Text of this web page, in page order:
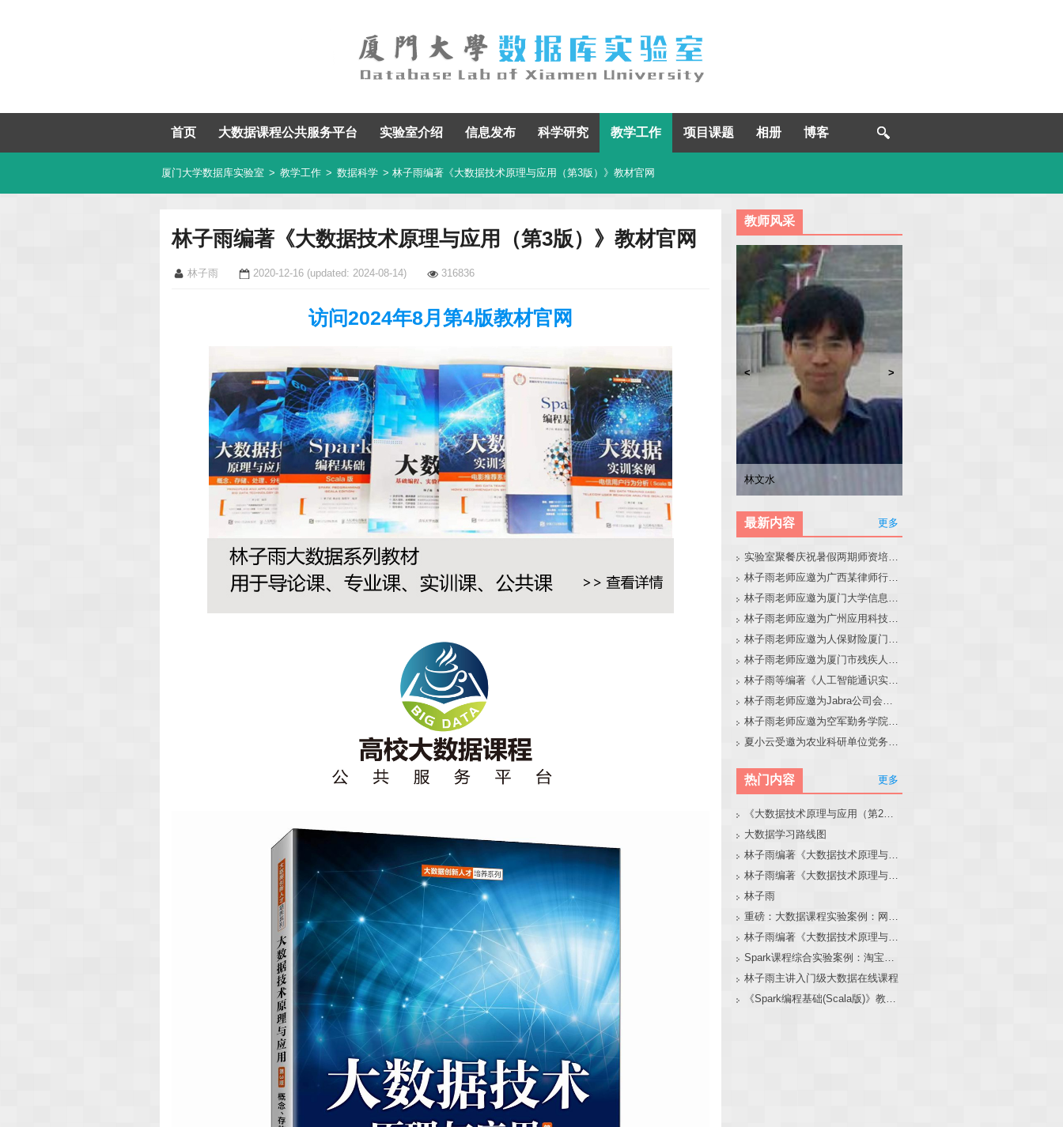
首页 大数据课程公共服务平台 实验室介绍 信息发布 科学研究 教学工作 项目课题 相册 博客
厦门大学数据库实验室 > 教学工作 > 数据科学 > 林子雨编著《大数据技术原理与应用（第3版）》教材官网
林子雨编著《大数据技术原理与应用（第3版）》教材官网
林子雨 2020-12-16 (updated: 2024-08-14) 316836
访问2024年8月第4版教材官网
教师风采
林子雨
张东站
林文水
冯少荣
< >
最新内容 更多
实验室聚餐庆祝暑假两期师资培训班圆满结束
林子雨老师应邀为广西某律师行业培训班做大模型和智能体讲座
林子雨老师应邀为广州应用科技学院做大模型和智能体讲座
林子雨等编著《人工智能通识实践教程》教材官网
热门内容 更多
《大数据技术原理与应用（第2版）》教材官网
大数据学习路线图
林子雨编著《大数据技术原理与应用（第3版）》教材官网
林子雨编著《大数据技术原理与应用》教材配套大数据软件安装和编程实践指南
林子雨
林子雨编著《大数据技术原理与应用（第3版）》教材配套大数据软件安装和编程实践指南
林子雨主讲入门级大数据在线课程
《Spark编程基础(Scala版)》教材官网